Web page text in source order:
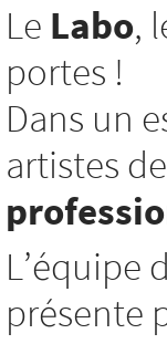
Le Labo,
portes !
Dans un
artistes
L’équipe
présente